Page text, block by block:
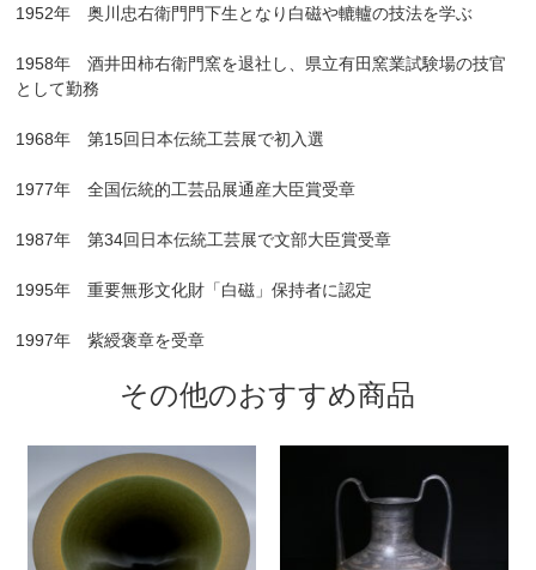
1952年 奥川忠右衛門門下生となり白磁や轆轤の技法を学ぶ
1958年 酒井田柿右衛門窯を退社し、県立有田窯業試験場の技官
として勤務
1968年 第15回日本伝統工芸展で初入選
1977年 全国伝統的工芸品展通産大臣賞受章
1987年 第34回日本伝統工芸展で文部大臣賞受章
1995年 重要無形文化財「白磁」保持者に認定
1997年 紫綬褒章を受章
その他のおすすめ商品